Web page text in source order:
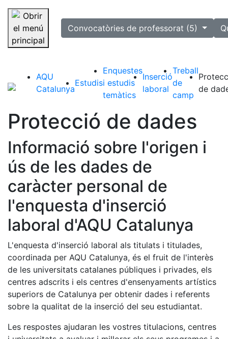
Saltar la navegació
selectedConvocatòries de professorat (5)
AQU
Catalunya
Estudis
Enquestes
i estudis
temàtics
Inserció
laboral
Treball
de
camp
de
Protecció de dades
Informació sobre l'origen i
ús de les dades de
caràcter personal de
l'enquesta d'inserció
laboral d'AQU Catalunya
L'enquesta d'inserció laboral als titulats i titulades,
coordinada per AQU Catalunya, és el fruit de l'interès
de les universitats catalanes públiques i privades, els
centres adscrits i els centres d'ensenyaments artístics
superiors de Catalunya per obtenir dades i referents
sobre la qualitat de la inserció del seu estudiantat.
Les respostes ajudaran les vostres titulacions, centres